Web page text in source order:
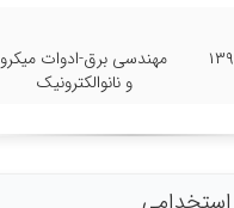
مهندسی برق-ادوات میکرو
و نانوالکترونیک